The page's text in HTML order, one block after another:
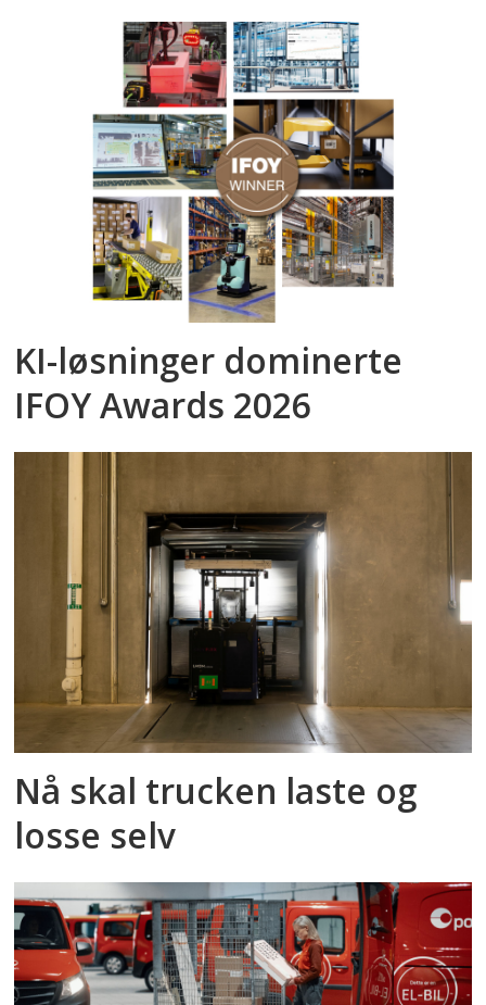
KI-løsninger dominerte
IFOY Awards 2026
Nå skal trucken laste og
losse selv